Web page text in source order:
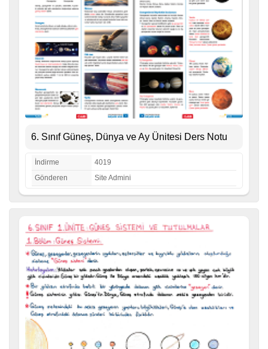
6. Sınıf Güneş, Dünya ve Ay Ünitesi Ders Notu
İndirme
4019
Gönderen
Site Admini